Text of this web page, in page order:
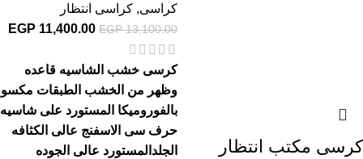
كرسى مكتب انتظار
كراسى, كراسى انتظار
EGP13,100.00
EGP 11,400.00
كرسى خشب الشاسيه قاعده
وظهر من الخشب الطبقات مكسو
بالفوروميكا المستورد على شاسيه
حرف سى الاسفنج عالى الكثافه
الجلدالمستورد عالى الجوده